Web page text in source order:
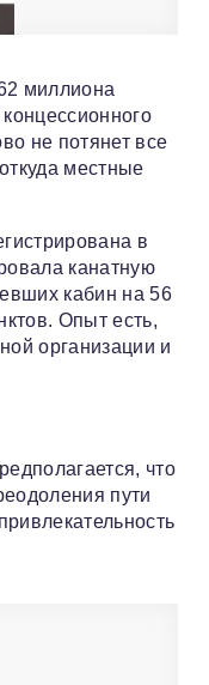
миллиона
не потянет все
местные
в
канатную
кабин на 56
Опыт есть,
организации и
что
пути